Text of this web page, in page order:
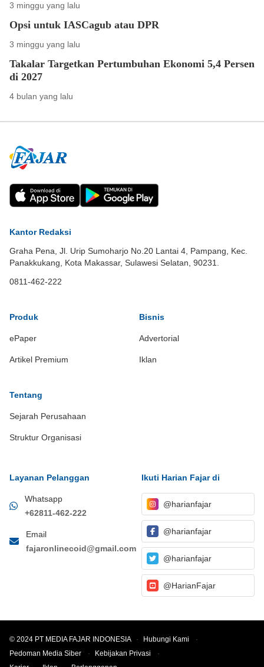
3 minggu yang lalu
Opsi untuk IASCagub atau DPR
3 minggu yang lalu
Takalar Targetkan Pertumbuhan Ekonomi 5,4 Persen
di 2027
4 bulan yang lalu
Kantor Redaksi
Graha Pena, Jl. Urip Sumoharjo No.20 Lantai 4, Pampang, Kec.
Panakkukang, Kota Makassar, Sulawesi Selatan, 90231.
0811-462-222
Produk
ePaper
Artikel Premium
Bisnis
Advertorial
Iklan
Tentang
Sejarah Perusahaan
Struktur Organisasi
Layanan Pelanggan
Whatsapp
+62811-462-222
Email
fajaronlinecoid@gmail.com
Ikuti Harian Fajar di
@harianfajar
@harianfajar
@harianfajar
@HarianFajar
© 2024 PT MEDIA FAJAR INDONESIA · Hubungi Kami
·
Pedoman Media Siber
· Kebijakan Privasi
·